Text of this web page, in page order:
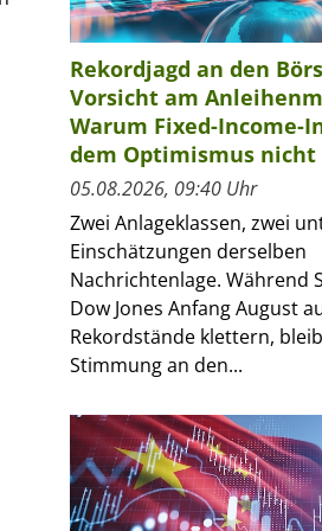
Rekordjagd an den
Vorsicht am
Warum Fixed-Income-
dem Optimismus nicht
05.08.2026, 09:40 Uhr
Zwei Anlageklassen, zwei
Einschätzungen derselben
Nachrichtenlage. Während
Dow Jones Anfang August
Rekordstände klettern,
Stimmung an den...